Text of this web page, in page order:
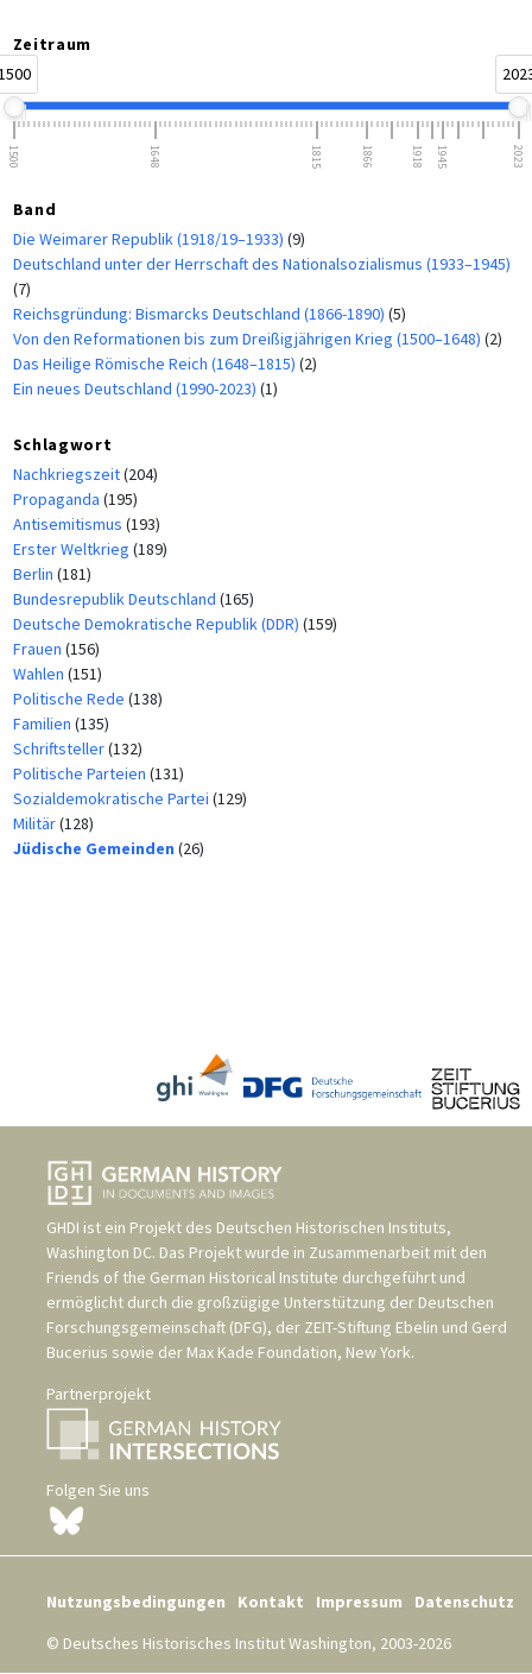
Zeitraum
1500 1648 1815 1866 1918 1945 2023
Band
Die Weimarer Republik (1918/19–1933) (9)
Deutschland unter der Herrschaft des Nationalsozialismus (1933–1945)
(7)
Reichsgründung: Bismarcks Deutschland (1866-1890) (5)
Von den Reformationen bis zum Dreißigjährigen Krieg (1500–1648) (2)
Das Heilige Römische Reich (1648–1815) (2)
Ein neues Deutschland (1990-2023) (1)
Schlagwort
Nachkriegszeit(204)
Propaganda (195)
Antisemitismus (193)
Erster Weltkrieg (189)
Berlin (181)
Bundesrepublik Deutschland (165)
Deutsche Demokratische Republik (DDR) (159)
Frauen (156)
Wahlen (151)
Politische Rede (138)
Familien (135)
Schriftsteller(132)
Politische Parteien (131)
Sozialdemokratische Partei (129)
Militär(128)
Jüdische Gemeinden (26)
GHDI ist ein Projekt des Deutschen Historischen Instituts,
Washington DC. Das Projekt wurde in Zusammenarbeit mit den
Friends of the German Historical Institute durchgeführt und
ermöglicht durch die großzügige Unterstützung der Deutschen
Forschungsgemeinschaft (DFG), der ZEIT-Stiftung Ebelin und Gerd
Bucerius sowie der Max Kade Foundation, New York.
Partnerprojekt
Folgen Sie uns
Nutzungsbedingungen Kontakt Impressum
Datenschutz
© Deutsches Historisches Institut Washington, 2003-2026